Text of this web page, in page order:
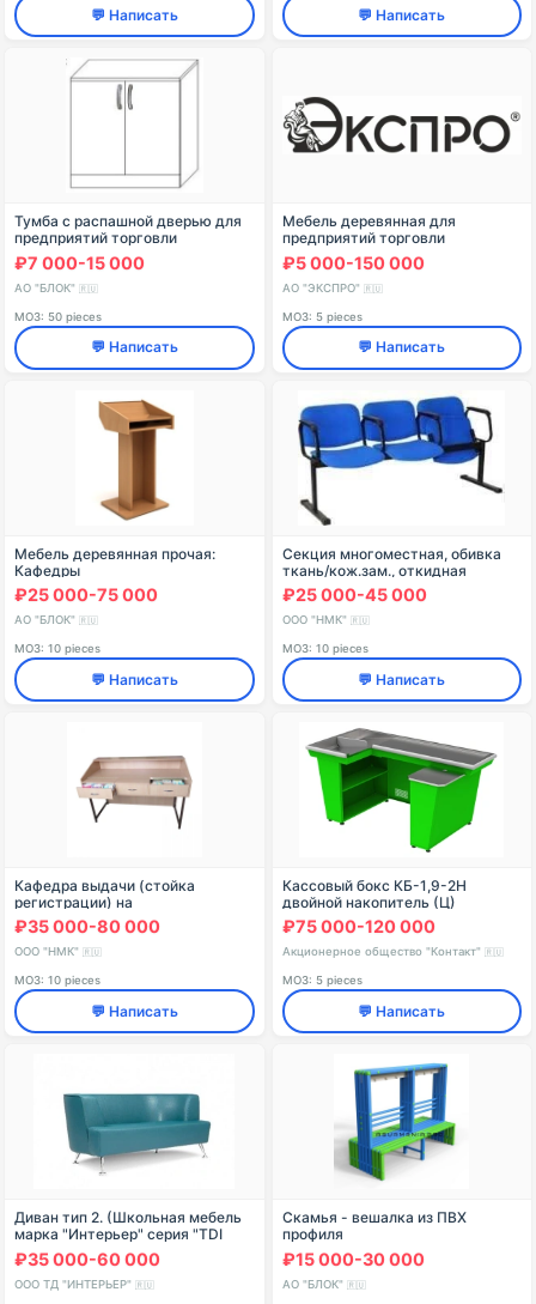
💬 Написать 💬 Написать
Тумба с распашной дверью для
предприятий торговли
₽7 000-15 000
АО "БЛОК" 🇷🇺
МОЗ: 50 pieces
💬 Написать
Мебель деревянная для
предприятий торговли
₽5 000-150 000
АО "ЭКСПРО" 🇷🇺
МОЗ: 5 pieces
💬 Написать
Мебель деревянная прочая:
Кафедры
₽25 000-75 000
АО "БЛОК" 🇷🇺
МОЗ: 10 pieces
💬 Написать
Секция многоместная, обивка
ткань/кож.зам., откидная
сидушка, с подлокотником
Модель: СМОПКк торговой
марки "Edelwood"
₽25 000-45 000
ООО "НМК" 🇷🇺
МОЗ: 10 pieces
💬 Написать
Кафедра выдачи (стойка
регистрации) на
металлокаркасе торговой марки
"Edelwood"
₽35 000-80 000
ООО "НМК" 🇷🇺
МОЗ: 10 pieces
💬 Написать
Кассовый бокс КБ-1,9-2Н
двойной накопитель (Ц)
₽75 000-120 000
Акционерное общество "Контакт" 🇷🇺
МОЗ: 5 pieces
💬 Написать
Диван тип 2. (Школьная мебель
марка "Интерьер" серия "TDI
School")
₽35 000-60 000
ООО ТД "ИНТЕРЬЕР" 🇷🇺
Скамья - вешалка из ПВХ
профиля
₽15 000-30 000
АО "БЛОК" 🇷🇺